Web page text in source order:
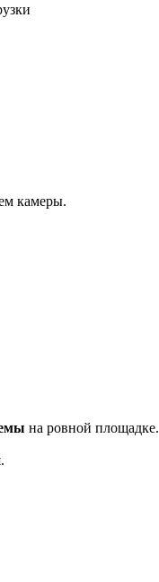
камеры.
на ровной площадке.